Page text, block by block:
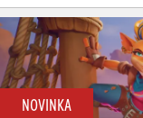
NOVINKA